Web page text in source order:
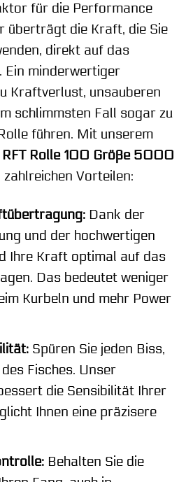
für die Performance
überträgt die Kraft, die Sie
direkt auf das
Ein minderwertiger
Kraftverlust, unsauberen
schlimmsten Fall sogar zu
führen. Mit unserem
RFT Rolle 100 Größe 5000
Vorteilen:
Dank der
und der hochwertigen
Ihre Kraft optimal auf das
Das bedeutet weniger
Kurbeln und mehr Power
Spüren Sie jeden Biss,
Fisches. Unser
die Sensibilität Ihrer
Ihnen eine präzisere
Behalten Sie die